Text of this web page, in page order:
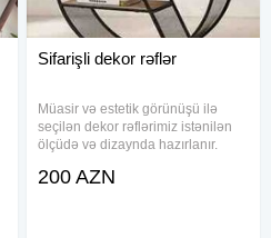
Sifarişli dekor rəflər
Müasir və estetik görünüşü ilə
seçilən dekor rəflərimiz istənilən
ölçüdə və dizaynda hazırlanır.
və zərif dekor elementləri
200 AZN